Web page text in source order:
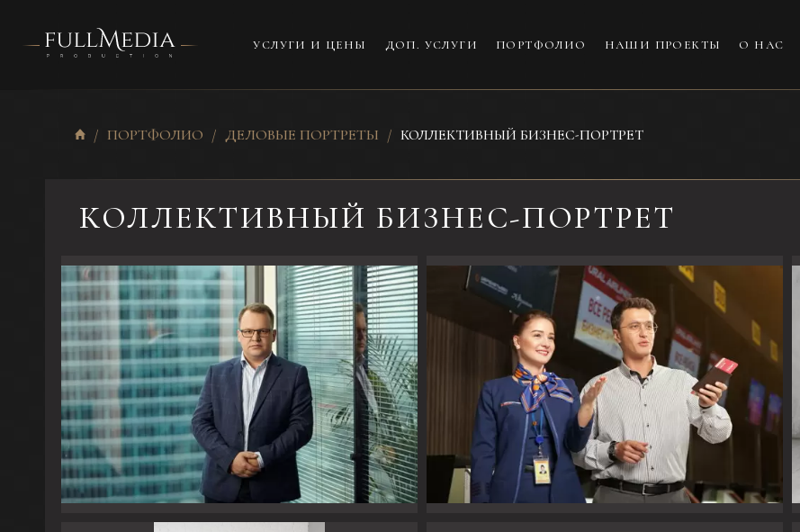
УСЛУГИ И ЦЕНЫ ДОП. УСЛУГИ ПОРТФОЛИО НАШИ ПРОЕКТЫ О НАС
ПОРТФОЛИО ДЕЛОВЫЕ ПОРТРЕТЫ КОЛЛЕКТИВНЫЙ БИЗНЕС-ПОРТРЕТ
КОЛЛЕКТИВНЫЙ БИЗНЕС-ПОРТРЕТ